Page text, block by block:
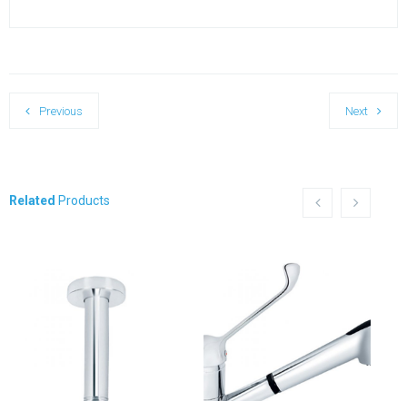
Previous Next
Related Products